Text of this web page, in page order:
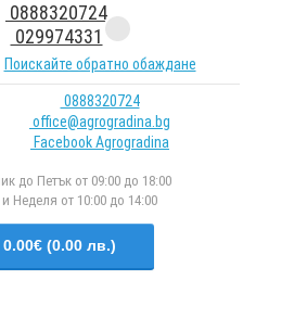
0888320724
029974331
Поискайте обратно обаждане
0888320724
office@agrogradina.bg
Facebook Agrogradina
до Петък от 09:00 до 18:00
Неделя от 10:00 до 14:00
0.00€ (0.00 лв.)